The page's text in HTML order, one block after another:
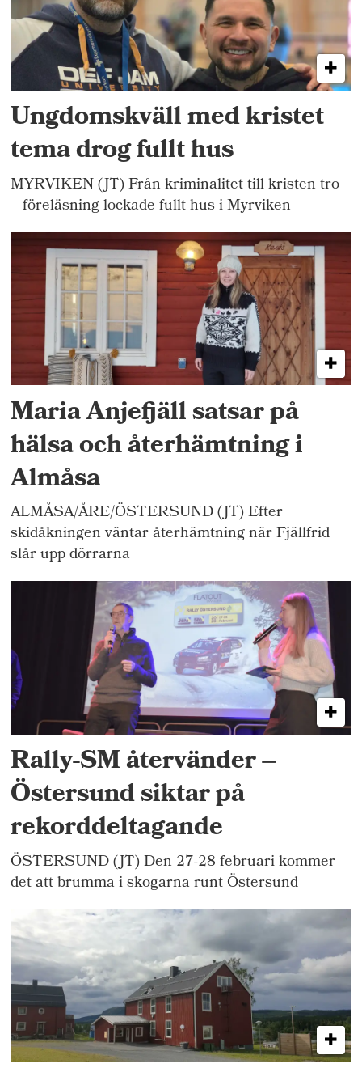
Ungdomskväll med kristet
tema drog fullt hus
MYRVIKEN (JT) Från kriminalitet till kristen tro
– föreläsning lockade fullt hus i Myrviken
Maria Anjefjäll satsar på
hälsa och återhämtning i
Almåsa
ALMÅSA/ÅRE/ÖSTERSUND (JT) Efter
skidåkningen väntar återhämtning när Fjällfrid
slår upp dörrarna
Rally-SM återvänder –
Östersund siktar på
rekorddeltagande
ÖSTERSUND (JT) Den 27-28 februari kommer
det att brumma i skogarna runt Östersund